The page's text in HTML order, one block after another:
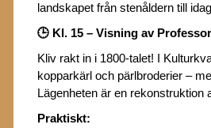
landskapet från stenåldern till
🕒Kl. 15 – Visning av
Kliv rakt in i 1800-talet! I
kopparkärl och pärlbroderier –
Lägenheten är en rekonstruktion
Praktiskt: